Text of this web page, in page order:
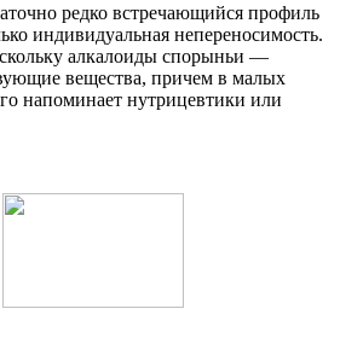
редко встречающийся профиль
индивидуальная непереносимость.
алкалоиды спорыньи —
вещества, причем в малых
напоминает нутрицевтики или